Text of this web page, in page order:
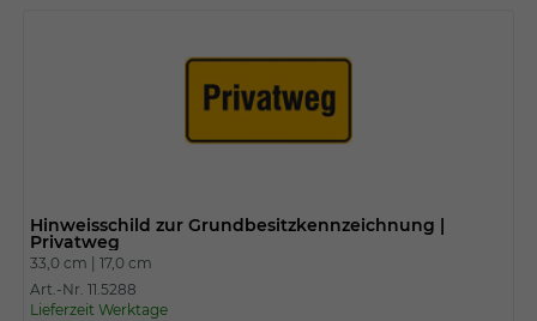
Hinweisschild zur Grundbesitzkennzeichnung |
Privatweg
33,0 cm | 17,0 cm
Art.-Nr. 11.5288
Lieferzeit Werktage